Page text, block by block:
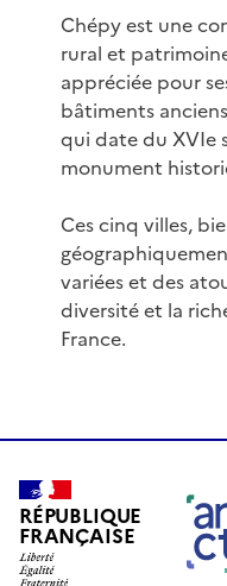
Chépy est une
rural et
appréciée pour
bâtiments
qui date du XVIe
monument
Ces cinq villes,
variées et des
diversité et la
France.
RÉPUBLIQUE
FRANÇAISE